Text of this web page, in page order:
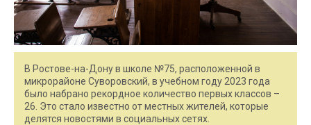
В Ростове-на-Дону в школе №75, расположенной в
микрорайоне Суворовский, в учебном году 2023 года
было набрано рекордное количество первых классов –
26. Это стало известно от местных жителей, которые
делятся новостями в социальных сетях.